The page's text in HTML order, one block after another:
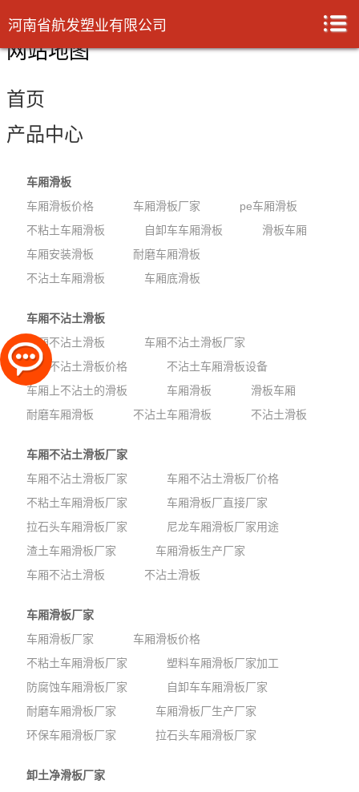
河南省航发塑业有限公司
网站地图
首页
产品中心
车厢滑板
车厢滑板价格
车厢滑板厂家
pe车厢滑板
不粘土车厢滑板
自卸车车厢滑板
滑板车厢
车厢安装滑板
耐磨车厢滑板
不沾土车厢滑板
车厢底滑板
车厢不沾土滑板
车厢不沾土滑板
车厢不沾土滑板厂家
车厢不沾土滑板价格
不沾土车厢滑板设备
车厢上不沾土的滑板
车厢滑板
滑板车厢
耐磨车厢滑板
不沾土车厢滑板 不沾土滑板
车厢不沾土滑板厂家
车厢不沾土滑板厂家
车厢不沾土滑板厂价格
不粘土车厢滑板厂家
车厢滑板厂直接厂家
拉石头车厢滑板厂家
尼龙车厢滑板厂家用途
渣土车厢滑板厂家
车厢滑板生产厂家
车厢不沾土滑板
不沾土滑板
车厢滑板厂家
车厢滑板厂家
车厢滑板价格
不粘土车厢滑板厂家
塑料车厢滑板厂家加工
防腐蚀车厢滑板厂家
自卸车车厢滑板厂家
耐磨车厢滑板厂家
车厢滑板厂生产厂家
环保车厢滑板厂家
拉石头车厢滑板厂家
卸土净滑板厂家